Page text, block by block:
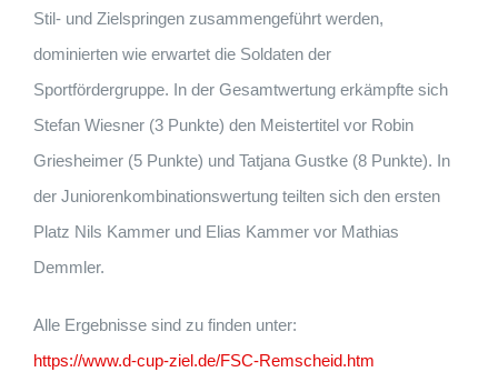
Stil- und Zielspringen zusammengeführt werden,
dominierten wie erwartet die Soldaten der
Sportfördergruppe. In der Gesamtwertung erkämpfte sich
Stefan Wiesner (3 Punkte) den Meistertitel vor Robin
Griesheimer (5 Punkte) und Tatjana Gustke (8 Punkte). In
der Juniorenkombinationswertung teilten sich den ersten
Platz Nils Kammer und Elias Kammer vor Mathias
Demmler.
Alle Ergebnisse sind zu finden unter:
https://www.d-cup-ziel.de/FSC-Remscheid.htm